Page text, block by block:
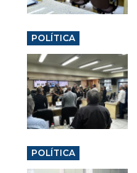
POLÍTICA
POLÍTICA